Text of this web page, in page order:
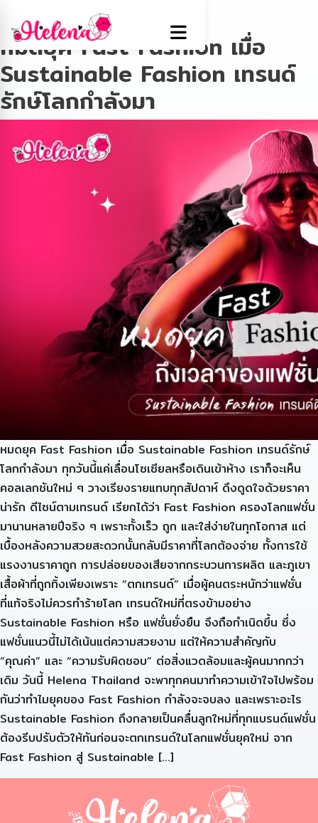
Tag:Fast Fashion
หมดยุค Fast Fashion เมื่อ
Sustainable Fashion เทรนด์
รักษ์โลกกำลังมา
หมดยุค Fast Fashion เมื่อ Sustainable Fashion เทรนด์รักษ์
โลกกำลังมา ทุกวันนี้แค่เลื่อนโซเซียลหรือเดินเข้าห้าง เราก็จะเห็น
คอลเลกชันใหม่ ๆ วางเรียงรายแทบทุกสัปดาห์ ดึงดูดใจด้วยราคา
น่ารัก ดีไซน์ตามเทรนด์ เรียกได้ว่า Fast Fashion ครองโลกแฟชั่น
มานานหลายปีจริง ๆ เพราะทั้งเร็ว ถูก และใส่ง่ายในทุกโอกาส แต่
เบื้องหลังความสวยสะดวกนั้นกลับมีราคาที่โลกต้องจ่าย ทั้งการใช้
แรงงานราคาถูก การปล่อยของเสียจากกระบวนการผลิต และภูเขา
เสื้อผ้าที่ถูกทิ้งเพียงเพราะ “ตกเทรนด์” เมื่อผู้คนตระหนักว่าแฟชั่น
ที่แท้จริงไม่ควรทำร้ายโลก เทรนด์ใหม่ที่ตรงข้ามอย่าง
Sustainable Fashion หรือ แฟชั่นยั่งยืน จึงถือกำเนิดขึ้น ซึ่ง
แฟชั่นแนวนี้ไม่ได้เน้นแต่ความสวยงาม แต่ให้ความสำคัญกับ
“คุณค่า” และ “ความรับผิดชอบ” ต่อสิ่งแวดล้อมและผู้คนมากกว่า
เดิม วันนี้ Helena Thailand จะพาทุกคนมาทำความเข้าใจไปพร้อม
กันว่าทำไมยุคของ Fast Fashion กำลังจะจบลง และเพราะอะไร
Sustainable Fashion ถึงกลายเป็นคลื่นลูกใหม่ที่ทุกแบรนด์แฟชั่น
ต้องรีบปรับตัวให้ทันก่อนจะตกเทรนด์ในโลกแฟชั่นยุคใหม่ จาก
Fast Fashion สู่ Sustainable […]